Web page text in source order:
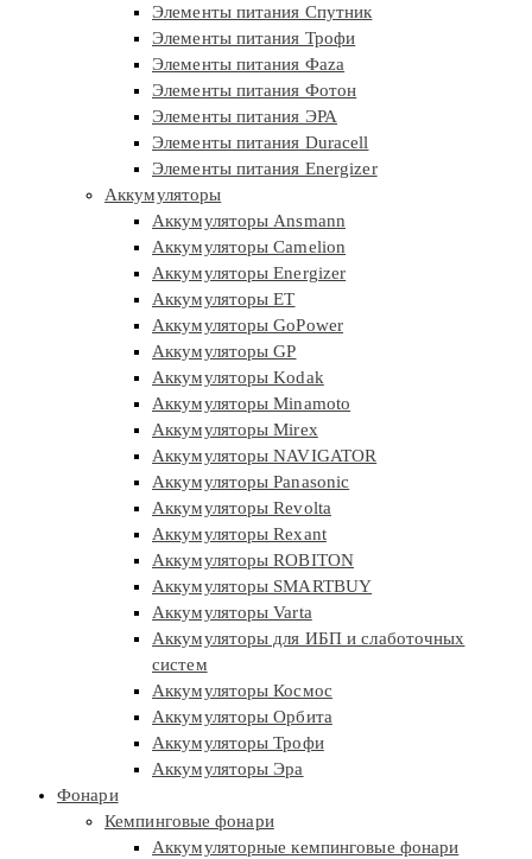
Элементы питания Спутник
Элементы питания Трофи
Элементы питания Фaza
Элементы питания Фотон
Элементы питания ЭРА
Элементы питания Duracell
Элементы питания Energizer
Аккумуляторы
Аккумуляторы Ansmann
Аккумуляторы Camelion
Аккумуляторы Energizer
Аккумуляторы ET
Аккумуляторы GoPower
Аккумуляторы GP
Аккумуляторы Kodak
Аккумуляторы Minamoto
Аккумуляторы Mirex
Аккумуляторы NAVIGATOR
Аккумуляторы Panasonic
Аккумуляторы Revolta
Аккумуляторы Rexant
Аккумуляторы ROBITON
Аккумуляторы SMARTBUY
Аккумуляторы Varta
Аккумуляторы для ИБП и слаботочных
систем
Аккумуляторы Космос
Аккумуляторы Орбита
Аккумуляторы Трофи
Аккумуляторы Эра
Фонари
Кемпинговые фонари
Аккумуляторные кемпинговые фонари